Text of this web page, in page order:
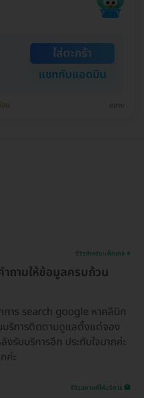
ใส่ตะกร้า
แชทกับแอดมิน
น ขยาย
รีวิวสำหรับแพ็กเกจ ⭐
ถามให้ข้อมูลครบถ้วน
าร search google หาคลีนิก
ริการติดตามดูแลตั้งแต่จอง
รับบริการอีก ประทับใจมากค่ะ
ค่ะ
รีวิวสถานที่ให้บริการ 🏥